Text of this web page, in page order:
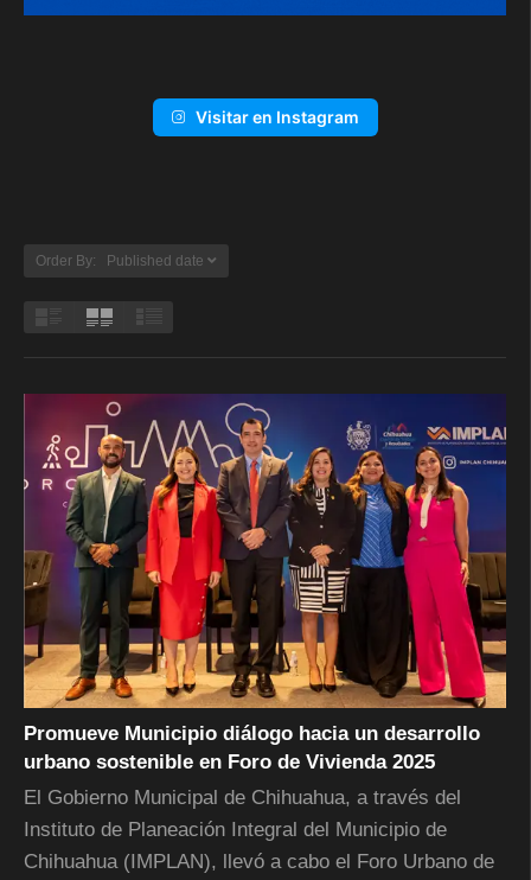
Visitar en Instagram
Order By: Published date
Promueve Municipio diálogo hacia un desarrollo
urbano sostenible en Foro de Vivienda 2025
El Gobierno Municipal de Chihuahua, a través del
Instituto de Planeación Integral del Municipio de
Chihuahua (IMPLAN), llevó a cabo el Foro Urbano de